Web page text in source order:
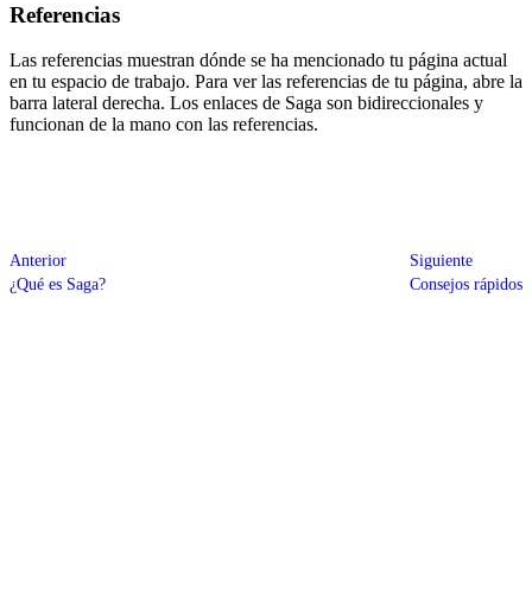
Referencias
Las referencias muestran dónde se ha mencionado tu página actual
en tu espacio de trabajo. Para ver las referencias de tu página, abre la
barra lateral derecha. Los enlaces de Saga son bidireccionales y
funcionan de la mano con las referencias.
Anterior
¿Qué es Saga?
Siguiente
Consejos rápidos